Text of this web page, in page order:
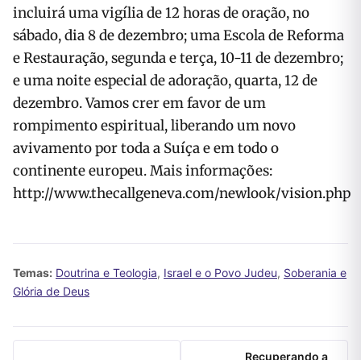
incluirá uma vigília de 12 horas de oração, no
sábado, dia 8 de dezembro; uma Escola de Reforma
e Restauração, segunda e terça, 10-11 de dezembro;
e uma noite especial de adoração, quarta, 12 de
dezembro. Vamos crer em favor de um
rompimento espiritual, liberando um novo
avivamento por toda a Suíça e em todo o
continente europeu. Mais informações:
http://www.thecallgeneva.com/newlook/vision.php
Temas: Doutrina e Teologia, Israel e o Povo Judeu, Soberania e
Glória de Deus
Recuperando a